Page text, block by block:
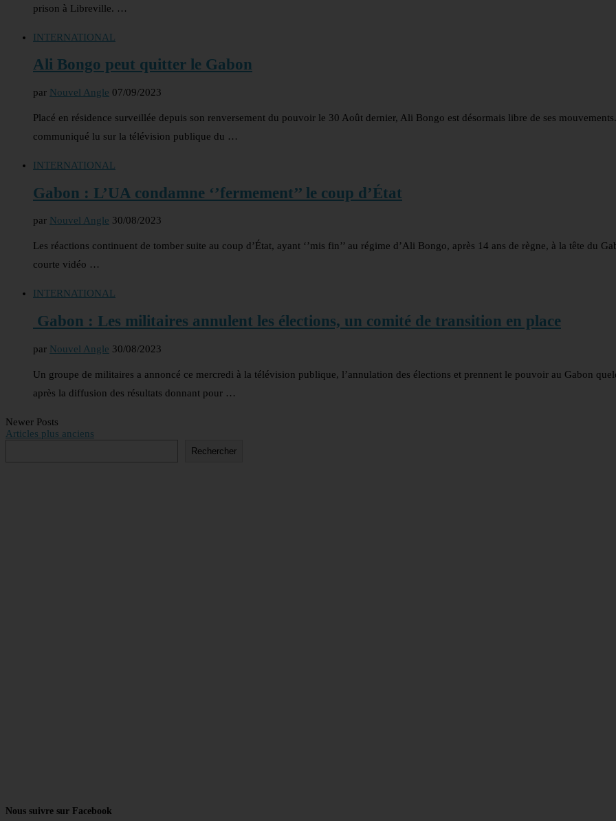
prison à Libreville. …
INTERNATIONAL
Ali Bongo peut quitter le Gabon
par Nouvel Angle 07/09/2023
Placé en résidence surveillée depuis son renversement du pouvoir le 30 Août dernier, Ali Bongo est désormais libre de ses
communiqué lu sur la télévision publique du …
INTERNATIONAL
Gabon : L’UA condamne ‘’fermement’’ le coup d’État
par Nouvel Angle 30/08/2023
Les réactions continuent de tomber suite au coup d’État, ayant ‘’mis fin’’ au régime d’Ali Bongo, après 14 ans de règne, à la tête du
courte vidéo …
INTERNATIONAL
Gabon : Les militaires annulent les élections, un comité de transition en place
par Nouvel Angle 30/08/2023
Un groupe de militaires a annoncé ce mercredi à la télévision publique, l’annulation des élections et prennent le pouvoir au Gabon
après la diffusion des résultats donnant pour …
Newer Posts
Articles plus anciens
Rechercher
Nous suivre sur Facebook